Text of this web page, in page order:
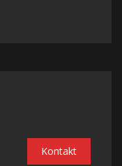
Kontakt